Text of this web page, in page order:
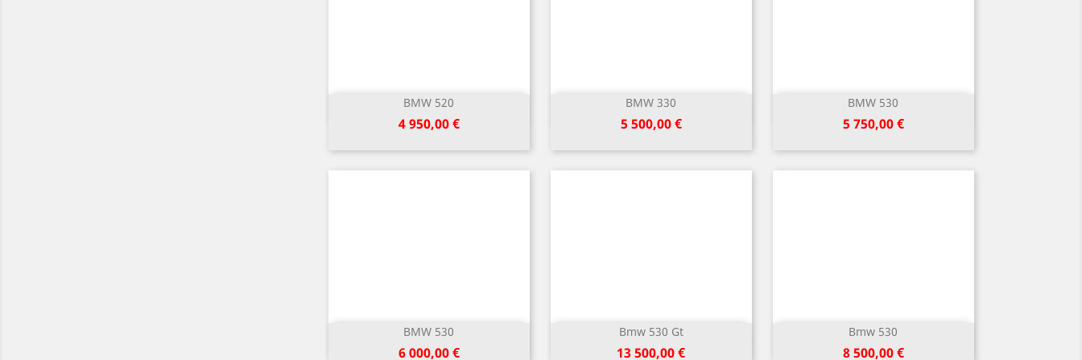
BMW 520
Kaina
4 950,00 €
Greita peržiūra
BMW 330
Kaina
5 500,00 €
Greita peržiūra
BMW 530
Kaina
5 750,00 €
Greita peržiūra
BMW 530
Kaina
6 000,00 €
Greita peržiūra
Bmw 530 Gt
Kaina
13 500,00 €
Greita peržiūra
Bmw 530
Kaina
8 500,00 €
Greita peržiūra